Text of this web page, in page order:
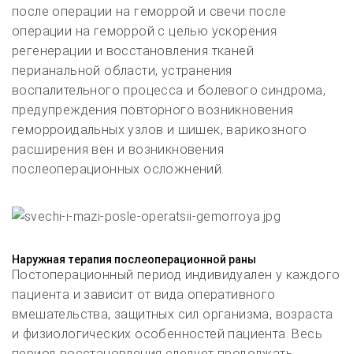
после операции на геморрой и свечи после
операции на геморрой с целью ускорения
регенерации и восстановления тканей
перианальной области, устранения
воспалительного процесса и болевого синдрома,
предупреждения повторного возникновения
геморроидальных узлов и шишек, варикозного
расширения вен и возникновения
послеоперационных осложнений.
Наружная терапия послеоперационной раны
Постоперационный период индивидуален у каждого
пациента и зависит от вида оперативного
вмешательства, защитных сил организма, возраста
и физиологических особенностей пациента. Весь